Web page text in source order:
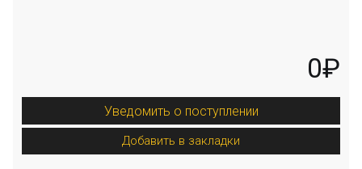
0₽
Уведомить о поступлении
Добавить в закладки